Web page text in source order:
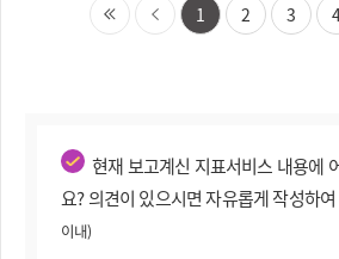
1 2 3
현재 보고계신 지표서비스 내용에
요? 의견이 있으시면 자유롭게 작성하
이내)